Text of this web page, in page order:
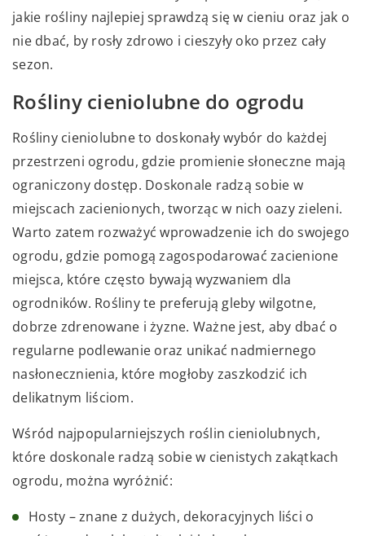
jakie rośliny najlepiej sprawdzą się w cieniu oraz jak o
nie dbać, by rosły zdrowo i cieszyły oko przez cały
sezon.
Rośliny cieniolubne do ogrodu
Rośliny cieniolubne to doskonały wybór do każdej
przestrzeni ogrodu, gdzie promienie słoneczne mają
ograniczony dostęp. Doskonale radzą sobie w
miejscach zacienionych, tworząc w nich oazy zieleni.
Warto zatem rozważyć wprowadzenie ich do swojego
ogrodu, gdzie pomogą zagospodarować zacienione
miejsca, które często bywają wyzwaniem dla
ogrodników. Rośliny te preferują gleby wilgotne,
dobrze zdrenowane i żyzne. Ważne jest, aby dbać o
regularne podlewanie oraz unikać nadmiernego
nasłonecznienia, które mogłoby zaszkodzić ich
delikatnym liściom.
Wśród najpopularniejszych roślin cieniolubnych,
które doskonale radzą sobie w cienistych zakątkach
ogrodu, można wyróżnić:
Hosty – znane z dużych, dekoracyjnych liści o